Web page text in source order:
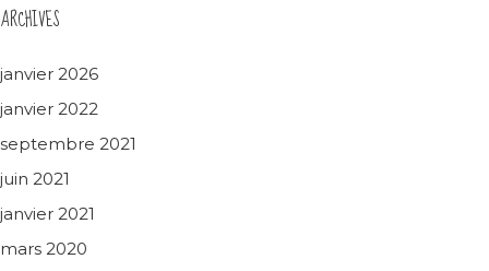
ARCHIVES
janvier 2026
janvier 2022
septembre 2021
juin 2021
janvier 2021
mars 2020